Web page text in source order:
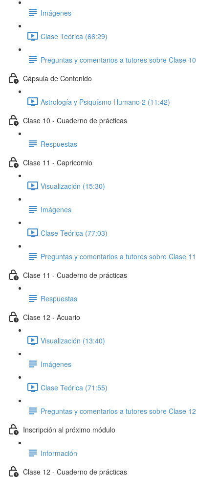
Imágenes
Clase Teórica (66:29)
Preguntas y comentarios a tutores sobre Clase 10
Cápsula de Contenido
Astrología y Psiquísmo Humano 2 (11:42)
Clase 10 - Cuaderno de prácticas
Respuestas
Clase 11 - Capricornio
Visualización (15:30)
Imágenes
Clase Teórica (77:03)
Preguntas y comentarios a tutores sobre Clase 11
Clase 11 - Cuaderno de prácticas
Respuestas
Clase 12 - Acuario
Visualización (13:40)
Imágenes
Clase Teórica (71:55)
Preguntas y comentarios a tutores sobre Clase 12
Inscripción al próximo módulo
Información
Clase 12 - Cuaderno de prácticas